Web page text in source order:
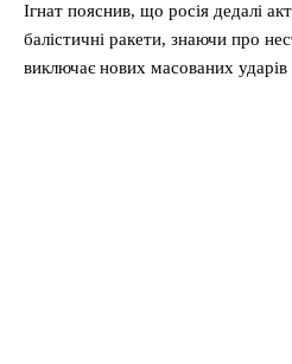
Ігнат пояснив, що росія дедалі
балістичні ракети, знаючи про
виключає нових масованих